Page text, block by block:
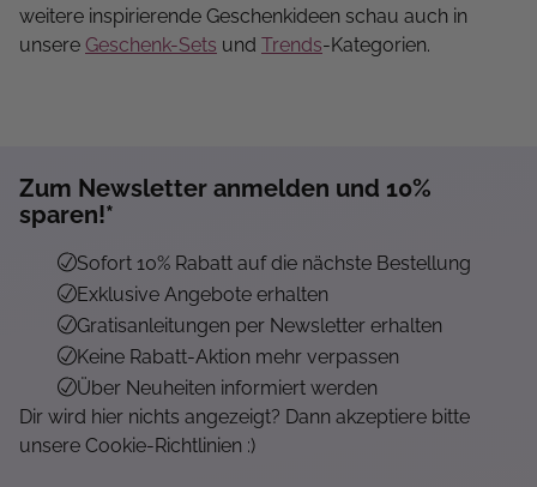
weitere inspirierende Geschenkideen schau auch in
unsere Geschenk-Sets und Trends-Kategorien.
Zum Newsletter anmelden und 10%
sparen!*
Sofort 10% Rabatt auf die nächste Bestellung
Exklusive Angebote erhalten
Gratisanleitungen per Newsletter erhalten
Keine Rabatt-Aktion mehr verpassen
Über Neuheiten informiert werden
Dir wird hier nichts angezeigt? Dann akzeptiere bitte
unsere Cookie-Richtlinien :)